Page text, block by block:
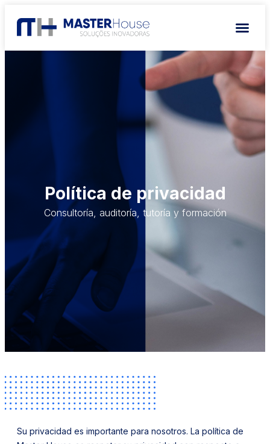
Política de privacidad
Consultoría, auditoría, tutoría y formación
Su privacidad es importante para nosotros. La política de